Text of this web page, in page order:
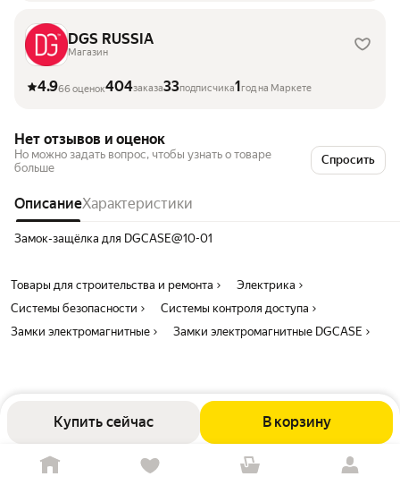
Купить сейчас В корзину
DGS RUSSIA
Магазин
4.966 оценок404заказа33подписчика1год на Маркете
Нет отзывов и оценок
Но можно задать вопрос, чтобы узнать о товаре
больше
Спросить
ОписаниеХарактеристики
Замок-защёлка для DGCASE@10-01
Товары для строительства и ремонта
Электрика
Системы безопасности
Системы контроля доступа
Замки электромагнитные
Замки электромагнитные DGCASE